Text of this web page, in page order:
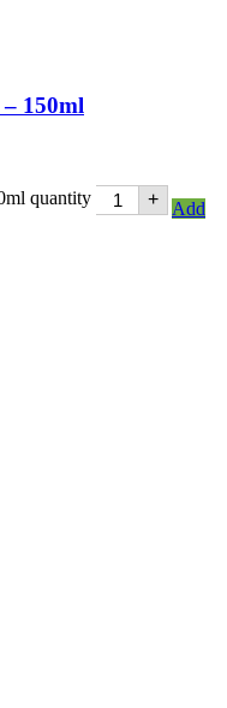
150ml
quantity +
Add